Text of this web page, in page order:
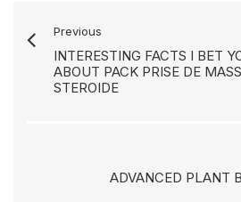
Previous
INTERESTING FACTS I BET
ABOUT PACK PRISE DE
STEROIDE
ADVANCED PLANT